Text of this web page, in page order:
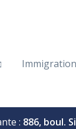
Immigration
: 886, boul.